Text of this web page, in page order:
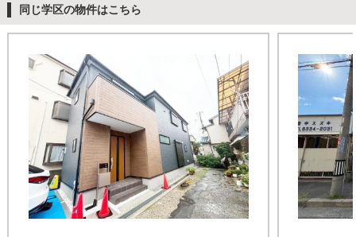
同じ学区の物件はこちら